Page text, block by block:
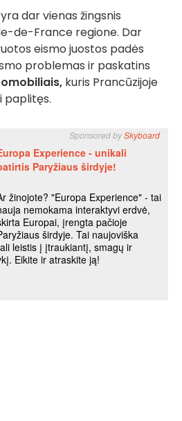
dar vienas žingsnis
de-France regione. Dar
eismo juostos padės
problemas ir paskatins
kuris Prancūzijoje
paplitęs.